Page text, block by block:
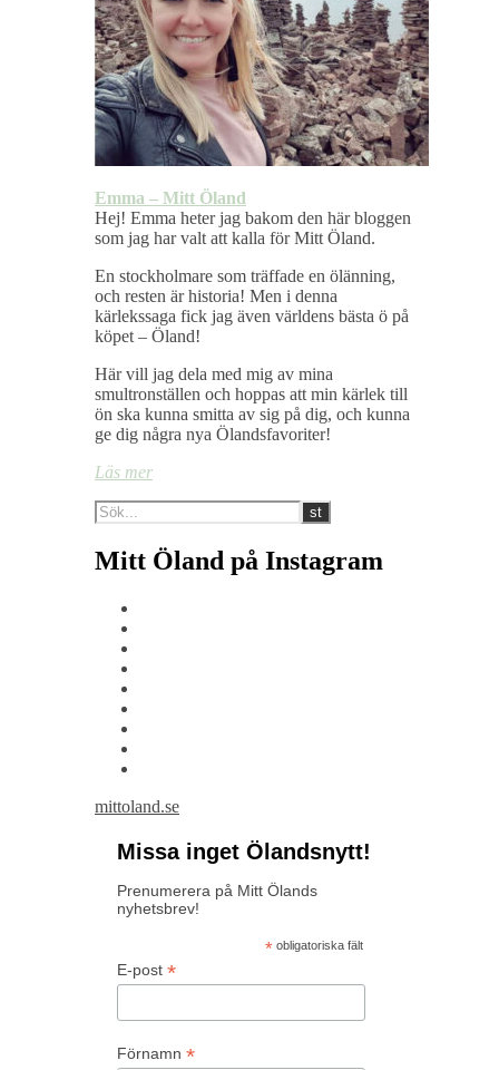
Emma – Mitt Öland
Hej! Emma heter jag bakom den här bloggen
som jag har valt att kalla för Mitt Öland.
En stockholmare som träffade en ölänning,
och resten är historia! Men i denna
kärlekssaga fick jag även världens bästa ö på
köpet – Öland!
Här vill jag dela med mig av mina
smultronställen och hoppas att min kärlek till
ön ska kunna smitta av sig på dig, och kunna
ge dig några nya Ölandsfavoriter!
Läs mer
Mitt Öland på Instagram
mittoland.se
Missa inget Ölandsnytt!
Prenumerera på Mitt Ölands
nyhetsbrev!
*obligatoriska fält
E-post *
Förnamn *